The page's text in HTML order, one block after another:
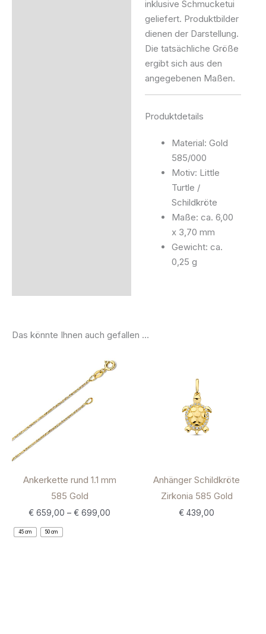
inklusive Schmucketui
geliefert. Produktbilder
dienen der Darstellung.
Die tatsächliche Größe
ergibt sich aus den
angegebenen Maßen.
Produktdetails
Material: Gold
585/000
Motiv: Little
Turtle /
Schildkröte
Maße: ca. 6,00
x 3,70 mm
Gewicht: ca.
0,25 g
Das könnte Ihnen auch gefallen …
Ankerkette rund 1.1 mm
585 Gold
€ 659,00 – € 699,00
45 cm 50 cm
Anhänger Schildkröte
Zirkonia 585 Gold
€ 439,00